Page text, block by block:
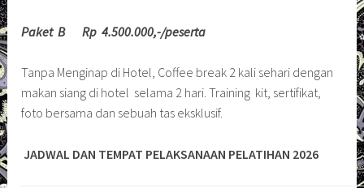
Paket B Rp 4.500.000,-/peserta
Tanpa Menginap di Hotel, Coffee break 2 kali sehari dengan
makan siang di hotel selama 2 hari. Training kit, sertifikat,
foto bersama dan sebuah tas eksklusif.
JADWAL DAN TEMPAT PELAKSANAAN PELATIHAN 2026